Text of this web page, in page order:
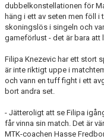
dubbelkonstellationen för
häng i ett av seten men föll i
skoningslös i singeln och
gameförlust - det är bara att
Filipa Knezevic har ett stort
är inte riktigt uppe i
och vann en tuff fight i ett
bort andra set.
- Jätteroligt att se Filipa
får vinna sin match. Det är
MTK-coachen Hasse